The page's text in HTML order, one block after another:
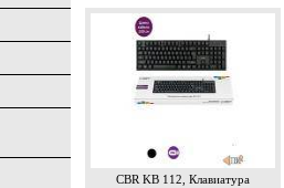
CBR KB 112, Клавиатура